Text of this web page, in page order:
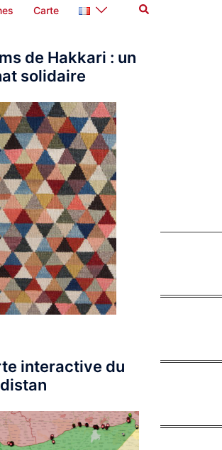
Carte Rechercher
officials
to them
de Hakkari : un
solidaire
interactive du